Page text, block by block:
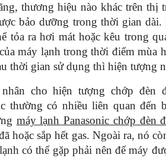
thương hiệu nào khác trên thị
bảo dưỡng trong thời gian
tỏa ra hơi mát hoặc kêu trong
máy lạnh trong thời điểm mùa
thời gian sử dụng thì hiện tượng
nhân cho hiện tượng chớp
thường có nhiều liên quan đến
máy lạnh Panasonic chớp đèn
hoặc sắp hết gas. Ngoài ra, nó
có thể gặp phải nên để máy